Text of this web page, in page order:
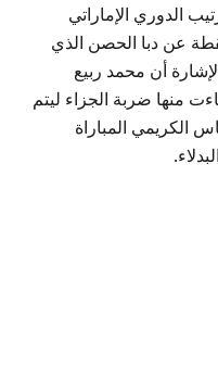
الدوري الإماراتي
نقطة عن دبا الحصن الذي
أن محمد ربيع
منها ضربة الجزاء ليتم
الكريمي المباراة